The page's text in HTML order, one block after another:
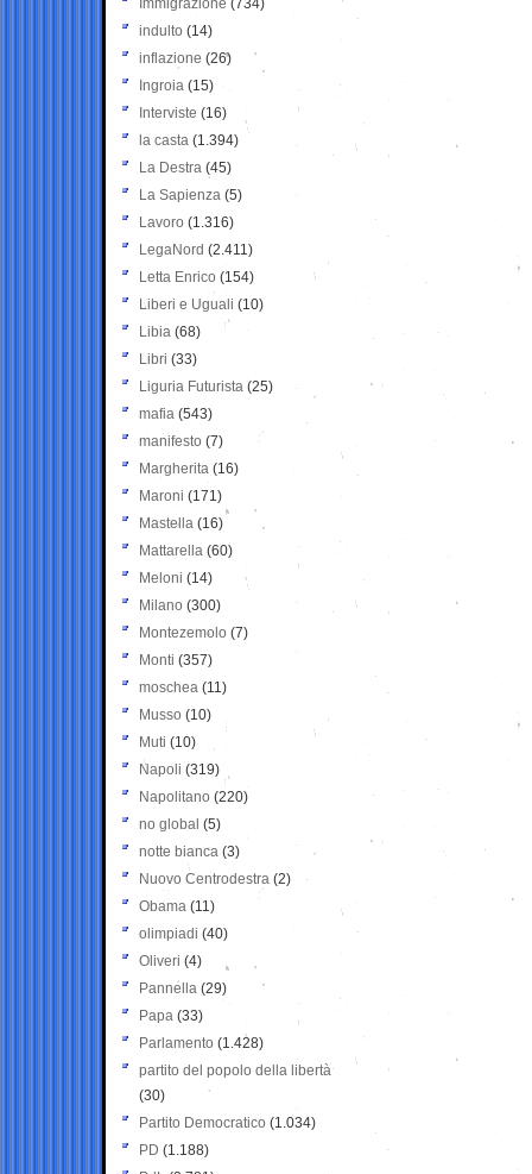
Immigrazione (734)
indulto (14)
inflazione (26)
Ingroia (15)
Interviste (16)
la casta (1.394)
La Destra (45)
La Sapienza (5)
Lavoro (1.316)
LegaNord (2.411)
Letta Enrico (154)
Liberi e Uguali (10)
Libia (68)
Libri (33)
Liguria Futurista (25)
mafia (543)
manifesto (7)
Margherita (16)
Maroni (171)
Mastella (16)
Mattarella (60)
Meloni (14)
Milano (300)
Montezemolo (7)
Monti (357)
moschea (11)
Musso (10)
Muti (10)
Napoli (319)
Napolitano (220)
no global (5)
notte bianca (3)
Nuovo Centrodestra (2)
Obama (11)
olimpiadi (40)
Oliveri (4)
Pannella (29)
Papa (33)
Parlamento (1.428)
partito del popolo della libertà
(30)
Partito Democratico (1.034)
PD (1.188)